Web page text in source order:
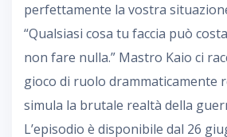
perfettamente la vostra
“Qualsiasi cosa tu faccia può
non fare nulla.” Mastro Kaio ci
gioco di ruolo drammaticamente
simula la brutale realtà della
L’episodio è disponibile dal 26